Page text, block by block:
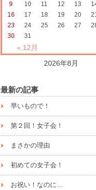
2026年8月
« 12月
9
10 11 12 13
16
17 18 19 20
23
24 25 26 27
30
31
最新の記事
早いもので！
第２回！女子会！
まさかの理由
初めての女子会！
お祝い！なのに…